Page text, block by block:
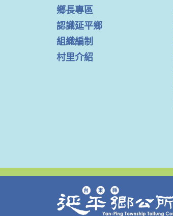
鄉長專區
認識延平鄉
組織編制
村里介紹